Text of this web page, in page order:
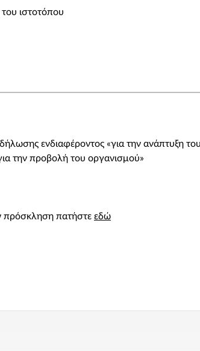
ιστοτόπου
ενδιαφέροντος «για την ανάπτυξη
την προβολή του οργανισμού»
πρόσκληση πατήστε εδώ